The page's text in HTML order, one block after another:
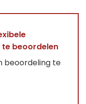
te beoordelen
beoordeling te